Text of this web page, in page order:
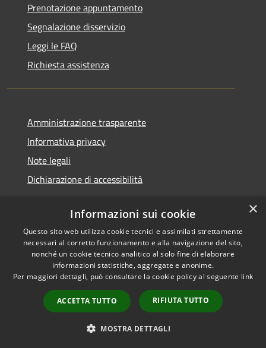
Prenotazione appuntamento
Segnalazione disservizio
Leggi le FAQ
Richiesta assistenza
Amministrazione trasparente
Informativa privacy
Note legali
Dichiarazione di accessibilità
RSS
Accessibilità
Cookie
Mappa del sito
WebMail
Copyright © 2026 • Comune di
Santa Teresa Gallura •
Powered byMunicipium
Accesso redazione
×
Informazioni sui cookie
Questo sito web utilizza cookie tecnici e assimilati strettamente
necessari al corretto funzionamento e alla navigazione del sito,
nonché un cookie tecnico analitico al solo fine di elaborare
informazioni statistiche, aggregate e anonime.
Per maggiori dettagli, può consultare la cookie policy al seguente link
ACCETTA TUTTO RIFIUTA TUTTO
MOSTRA DETTAGLI